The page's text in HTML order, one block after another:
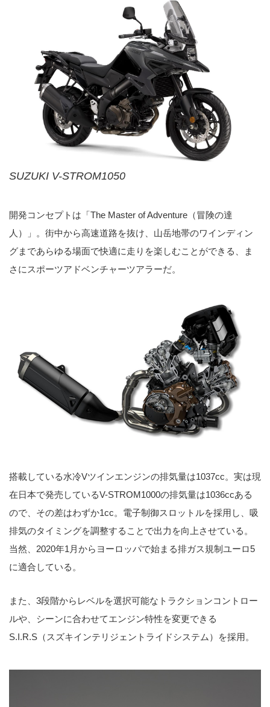
SUZUKI V-STROM1050
開発コンセプトは「The Master of Adventure（冒険の達
人）」。街中から高速道路を抜け、山岳地帯のワインディン
グまであらゆる場面で快適に走りを楽しむことができる、ま
さにスポーツアドベンチャーツアラーだ。
搭載している水冷Vツインエンジンの排気量は1037cc。実は現
在日本で発売しているV-STROM1000の排気量は1036ccある
ので、その差はわずか1cc。電子制御スロットルを採用し、吸
排気のタイミングを調整することで出力を向上させている。
当然、2020年1月からヨーロッパで始まる排ガス規制ユーロ5
に適合している。
また、3段階からレベルを選択可能なトラクションコントロー
ルや、シーンに合わせてエンジン特性を変更できる
S.I.R.S（スズキインテリジェントライドシステム）を採用。